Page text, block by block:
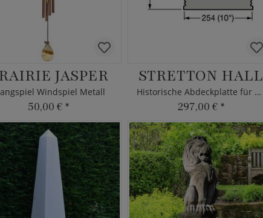
JASPER
Windspiel Metall
50,00 € *
STRETTON HALL
Historische Abdeckplatte für Gartenmauer
297,00 € *